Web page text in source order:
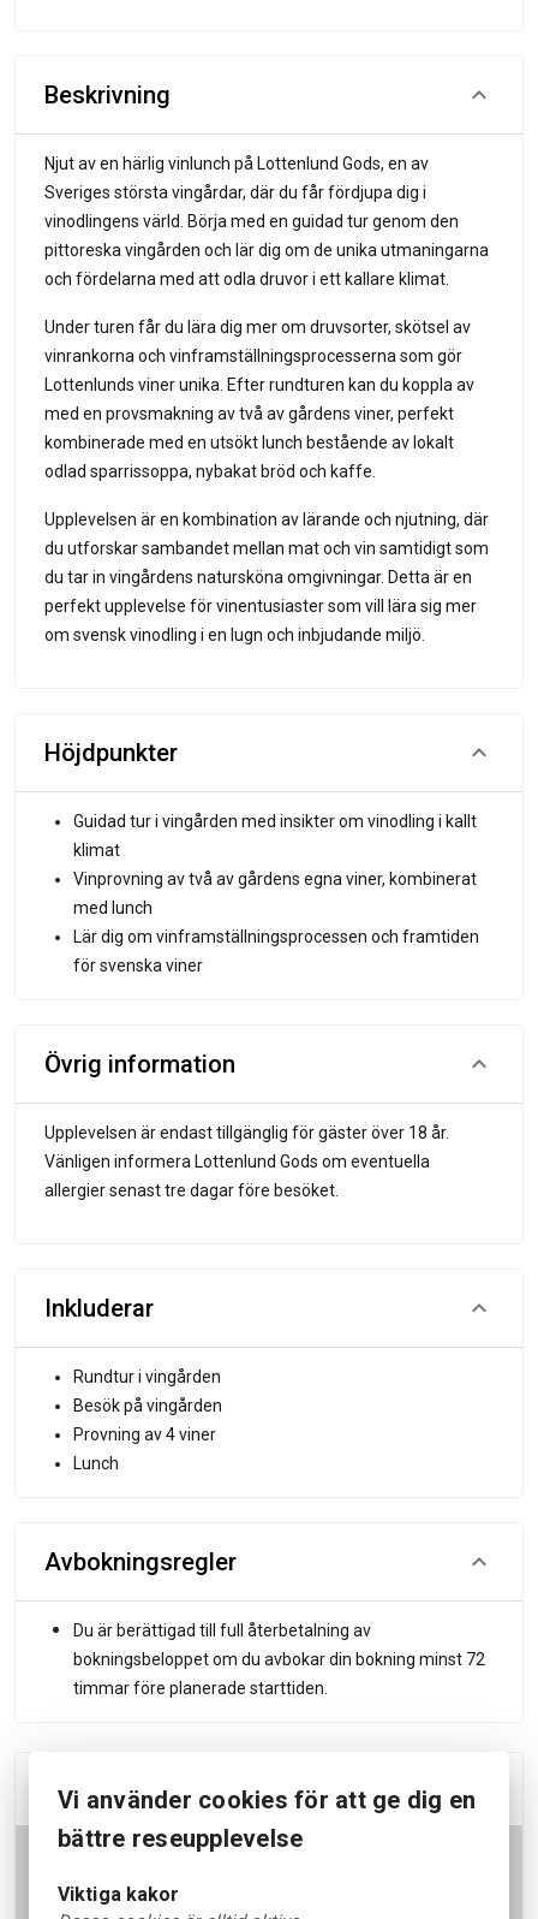
Beskrivning
Njut av en härlig vinlunch på Lottenlund Gods, en av
Sveriges största vingårdar, där du får fördjupa dig i
vinodlingens värld. Börja med en guidad tur genom den
pittoreska vingården och lär dig om de unika utmaningarna
och fördelarna med att odla druvor i ett kallare klimat.
Under turen får du lära dig mer om druvsorter, skötsel av
vinrankorna och vinframställningsprocesserna som gör
Lottenlunds viner unika. Efter rundturen kan du koppla av
med en provsmakning av två av gårdens viner, perfekt
kombinerade med en utsökt lunch bestående av lokalt
odlad sparrissoppa, nybakat bröd och kaffe.
Upplevelsen är en kombination av lärande och njutning, där
du utforskar sambandet mellan mat och vin samtidigt som
du tar in vingårdens natursköna omgivningar. Detta är en
perfekt upplevelse för vinentusiaster som vill lära sig mer
om svensk vinodling i en lugn och inbjudande miljö.
Höjdpunkter
Guidad tur i vingården med insikter om vinodling i kallt
klimat
Vinprovning av två av gårdens egna viner, kombinerat
med lunch
Lär dig om vinframställningsprocessen och framtiden
för svenska viner
Övrig information
Upplevelsen är endast tillgänglig för gäster över 18 år.
Vänligen informera Lottenlund Gods om eventuella
allergier senast tre dagar före besöket.
Inkluderar
Rundtur i vingården
Besök på vingården
Provning av 4 viner
Lunch
Avbokningsregler
Du är berättigad till full återbetalning av
bokningsbeloppet om du avbokar din bokning minst 72
timmar före planerade starttiden.
Plats
Vi använder cookies för att ge dig en
bättre reseupplevelse
Viktiga kakor